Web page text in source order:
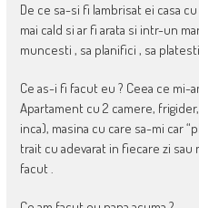
De ce sa-si fi lambrisat ei casa
mai cald si ar fi arata si intr-un
muncesti , sa planifici , sa
Ce as-i fi facut eu ? Ceea ce mi-
Apartament cu 2 camere,
inca), masina cu care sa-mi car
trait cu adevarat in fiecare zi sau
facut .